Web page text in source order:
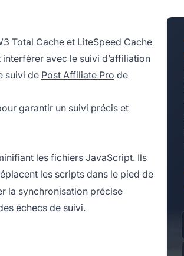
Total Cache et LiteSpeed Cache
avec le suivi d’affiliation
suivi de Post Affiliate Pro de
garantir un suivi précis et
les fichiers JavaScript. Ils
les scripts dans le pied de
la synchronisation précise
échecs de suivi.